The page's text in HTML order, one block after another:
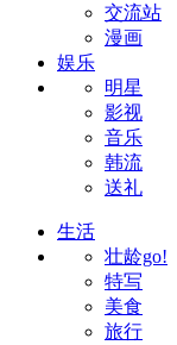
交流站
漫画
娱乐
明星
影视
音乐
韩流
送礼
生活
壮龄go!
特写
美食
旅行